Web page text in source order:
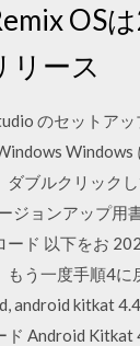
OS
リース
のセットア
ダブルクリック
ジョンアップ用
ード 以下をお
もう一度手順4に
android kitkat
ド Android